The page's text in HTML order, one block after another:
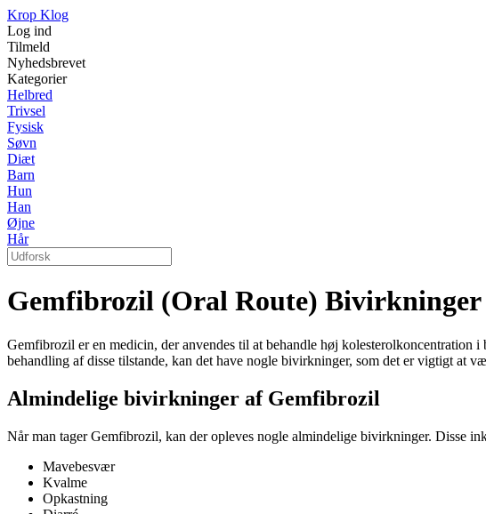
Krop Klog
Log ind
Tilmeld
Nyhedsbrevet
Kategorier
Helbred
Trivsel
Fysisk
Søvn
Diæt
Barn
Hun
Han
Øjne
Hår
Gemfibrozil (Oral Route) Bivirkninger
Gemfibrozil er en medicin, der anvendes til at behandle høj
behandling af disse tilstande, kan det have nogle bivirkninger, som det er vigtigt at
Almindelige bivirkninger af Gemfibrozil
Når man tager Gemfibrozil, kan der opleves nogle almindelige bivirkninger. Disse
Mavebesvær
Kvalme
Opkastning